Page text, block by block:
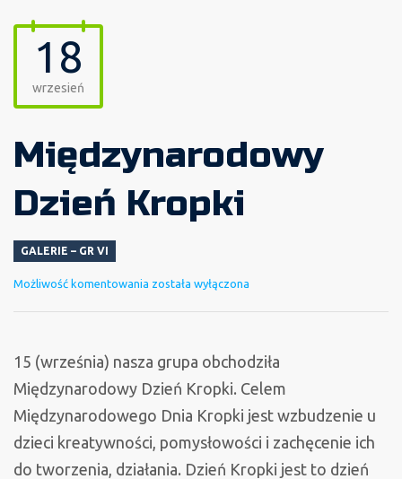
18
wrzesień
Międzynarodowy
Dzień Kropki
GALERIE – GR VI
Możliwość komentowania Międzynarodowy
została wyłączona
15 (września) nasza grupa obchodziła
Międzynarodowy Dzień Kropki. Celem
Międzynarodowego Dnia Kropki jest wzbudzenie u
dzieci kreatywności, pomysłowości i zachęcenie ich
do tworzenia, działania. Dzień Kropki jest to dzień